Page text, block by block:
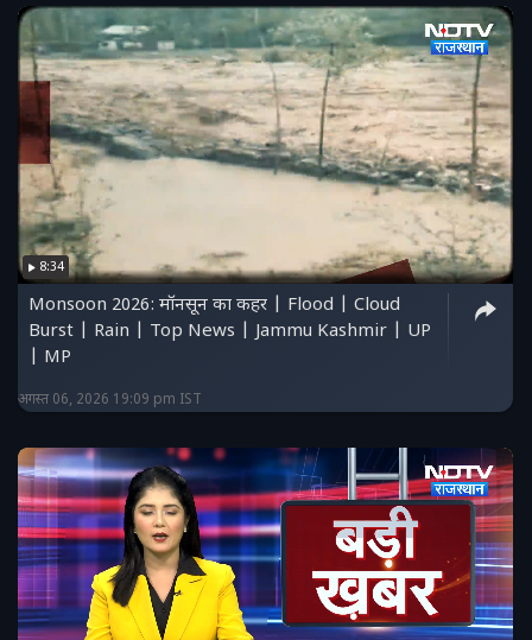
8:34
Monsoon 2026: मॉनसून का कहर | Flood | Cloud
Burst | Rain | Top News | Jammu Kashmir | UP
| MP
अगस्त 06, 2026 19:09 pm IST